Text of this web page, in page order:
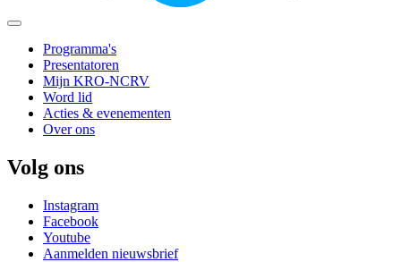
Programma's
Presentatoren
Mijn KRO-NCRV
Word lid
Acties & evenementen
Over ons
Volg ons
Instagram
Facebook
Youtube
Aanmelden nieuwsbrief